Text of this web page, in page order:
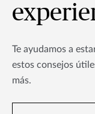
Te ayudamos a
estos consejos
más.